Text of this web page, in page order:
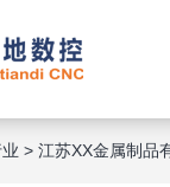
> 江苏XX金属制品